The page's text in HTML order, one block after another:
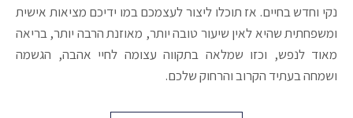
נקי וחדש בחיים. אז תוכלו ליצור לעצמכם במו ידיכם מציאות אישית
ומשפחתית שהיא לאין שיעור טובה יותר, מאוזנת הרבה יותר, בריאה
מאוד לנפש, וכזו שמלאה בתקווה עצומה לחיי אהבה, הגשמה
ושמחה בעתיד הקרוב והרחוק שלכם.